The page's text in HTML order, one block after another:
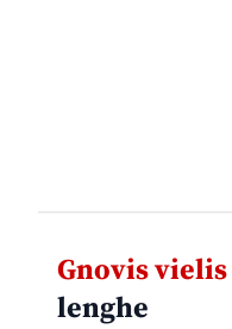
Gnovis
lenghe